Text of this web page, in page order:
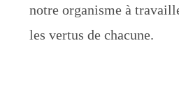
notre organisme à
les vertus de chacune.